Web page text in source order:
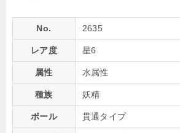
No. 2635
レア度 星6
属性 水属性
種族 妖精
ボール 貫通タイプ